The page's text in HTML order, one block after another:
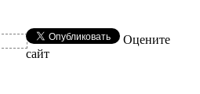
Оцените
сайт